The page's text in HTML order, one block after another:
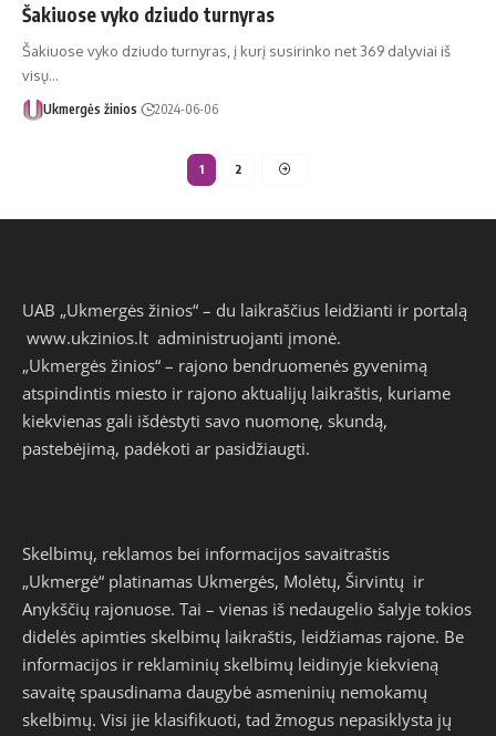
Šakiuose vyko dziudo turnyras
Šakiuose vyko dziudo turnyras, į kurį susirinko net 369 dalyviai iš
visų…
Ukmergės žinios 2024-06-06
1 2
UAB „Ukmergės žinios“ – du laikraščius leidžianti ir portalą
www.ukzinios.lt administruojanti įmonė.
„Ukmergės žinios“ – rajono bendruomenės gyvenimą
atspindintis miesto ir rajono aktualijų laikraštis, kuriame
kiekvienas gali išdėstyti savo nuomonę, skundą,
pastebėjimą, padėkoti ar pasidžiaugti.
Skelbimų, reklamos bei informacijos savaitraštis
„Ukmergė“ platinamas Ukmergės, Molėtų, Širvintų ir
Anykščių rajonuose. Tai – vienas iš nedaugelio šalyje tokios
didelės apimties skelbimų laikraštis, leidžiamas rajone. Be
informacijos ir reklaminių skelbimų leidinyje kiekvieną
savaitę spausdinama daugybė asmeninių nemokamų
skelbimų. Visi jie klasifikuoti, tad žmogus nepasiklysta jų